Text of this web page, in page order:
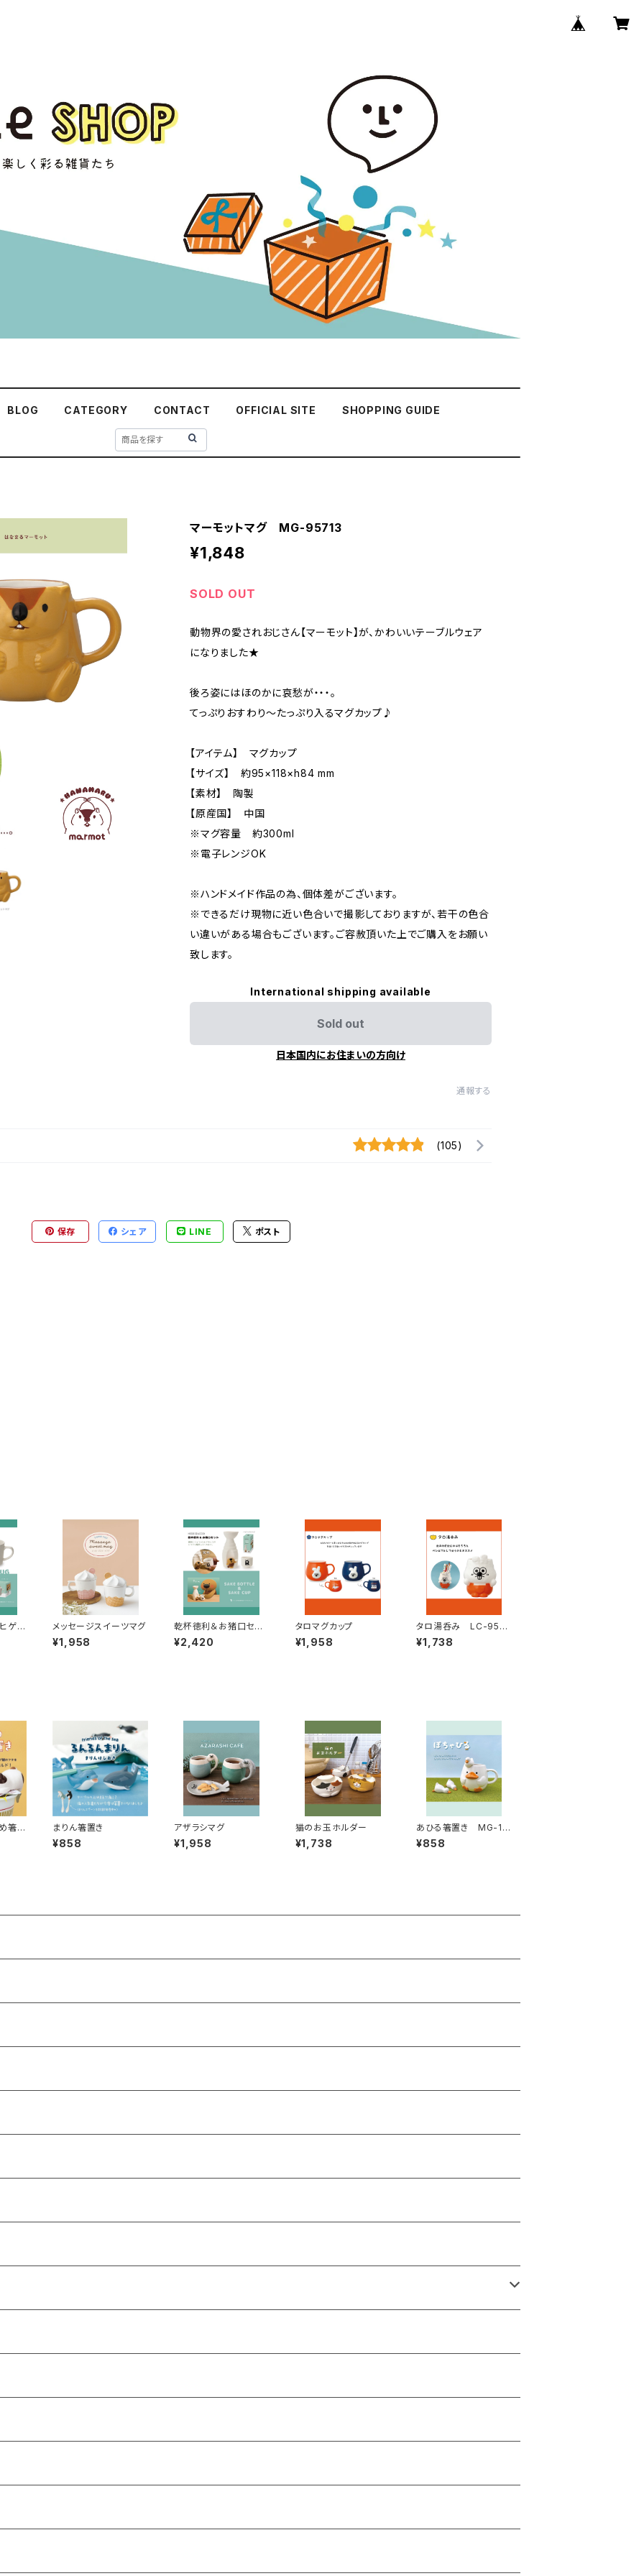
BLOG CATEGORY CONTACT OFFICIAL SITE SHOPPING GUIDE
マーモットマグ MG-95713
¥1,848
SOLD OUT
動物界の愛されおじさん【マーモット】が、かわいいテーブルウェア
になりました★
後ろ姿にはほのかに哀愁が・・・。
てっぷりおすわり～たっぷり入るマグカップ♪
【アイテム】 マグカップ
【サイズ】 約95×118×h84 mm
【素材】 陶製
【原産国】 中国
※マグ容量 約300ml
※電子レンジOK
※ハンドメイド作品の為、個体差がございます。
※できるだけ現物に近い色合いで撮影しておりますが、若干の色合
い違いがある場合もございます。ご容赦頂いた上でご購入をお願い
致します。
International shipping available
Sold out
日本国内にお住まいの方向け
通報する
(105)
保存 シェア LINE ポスト
ゲラ
メッセージスイーツマグ
¥1,958
乾杯徳利＆お猪口セッ
ト DHG-90067
¥2,420
タロマグカップ
¥1,958
タロ湯呑み LC-954
34
¥1,738
箸置 まりん箸置き
¥858
アザラシマグ
¥1,958
猫のお玉ホルダー
¥1,738
あひる箸置き MG-16
921
¥858